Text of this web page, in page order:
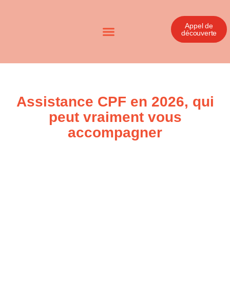
Appel de
découverte
Assistance CPF en 2026, qui
peut vraiment vous
accompagner